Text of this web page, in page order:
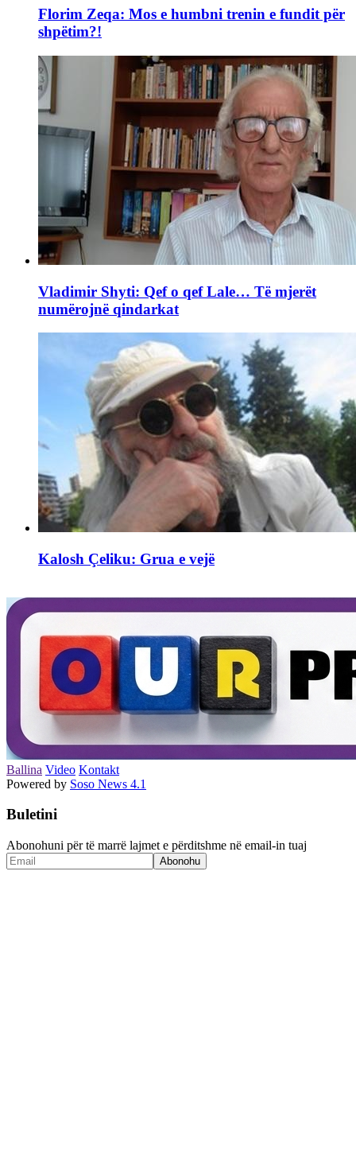
Florim Zeqa: Mos e humbni trenin e fundit për
shpëtim?!
Vladimir Shyti: Qef o qef Lale… Të mjerët
numërojnë qindarkat
Kalosh Çeliku: Grua e vejë
Ballina Video Kontakt
Powered by Soso News 4.1
Buletini
Abonohuni për të marrë lajmet e përditshme në email-in tuaj
Abonohu